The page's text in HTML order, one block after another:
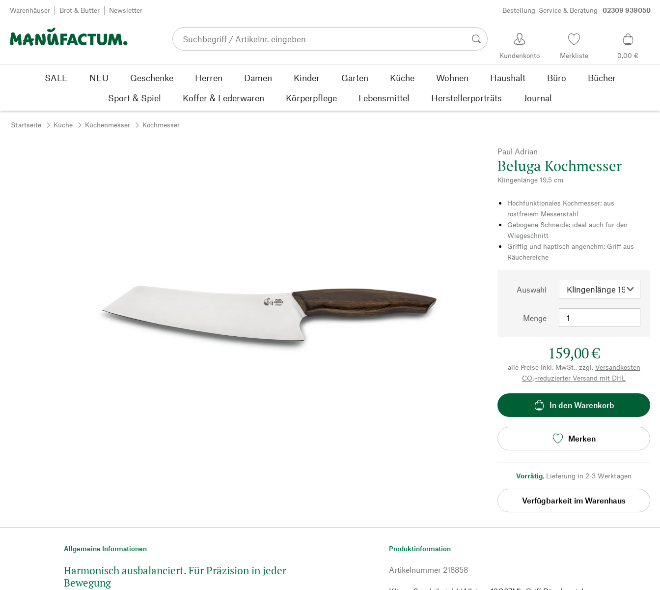
Zum Inhalt springen
Warenhäuser Brot & Butter Newsletter Bestellung, Service & Beratung 02309 939050
Kundenkonto Merkliste 0,00 €
SALE NEU Geschenke Herren Damen Kinder Garten Küche Wohnen Haushalt Büro
Bücher
Sport & Spiel
Koffer & Lederwaren Körperpflege Lebensmittel Herstellerporträts Journal
Startseite Küche Küchenmesser Kochmesser
Paul Adrian
Beluga Kochmesser
Klingenlänge 19,5 cm
Hochfunktionales Kochmesser: aus
rostfreiem Messerstahl
Gebogene Schneide: ideal auch für den
Wiegeschnitt
Griffig und haptisch angenehm: Griff aus
Räuchereiche
Auswahl
Menge
159,00 €
alle Preise inkl. MwSt., zzgl. Versandkosten
CO₂-reduzierter Versand mit DHL
In den Warenkorb
Merken
Vorrätig, Lieferung in 2-3 Werktagen
Verfügbarkeit im Warenhaus
Allgemeine Informationen
Harmonisch ausbalanciert. Für Präzision in jeder
Bewegung
Produktinformation
Artikelnummer 218858